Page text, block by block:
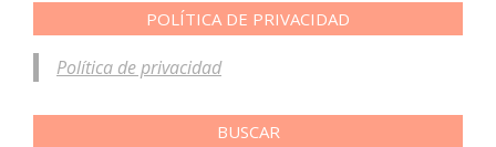
POLÍTICA DE PRIVACIDAD
Política de privacidad
BUSCAR